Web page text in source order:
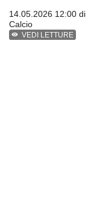
14.05.2026 12:00 di
Calcio
VEDI LETTURE